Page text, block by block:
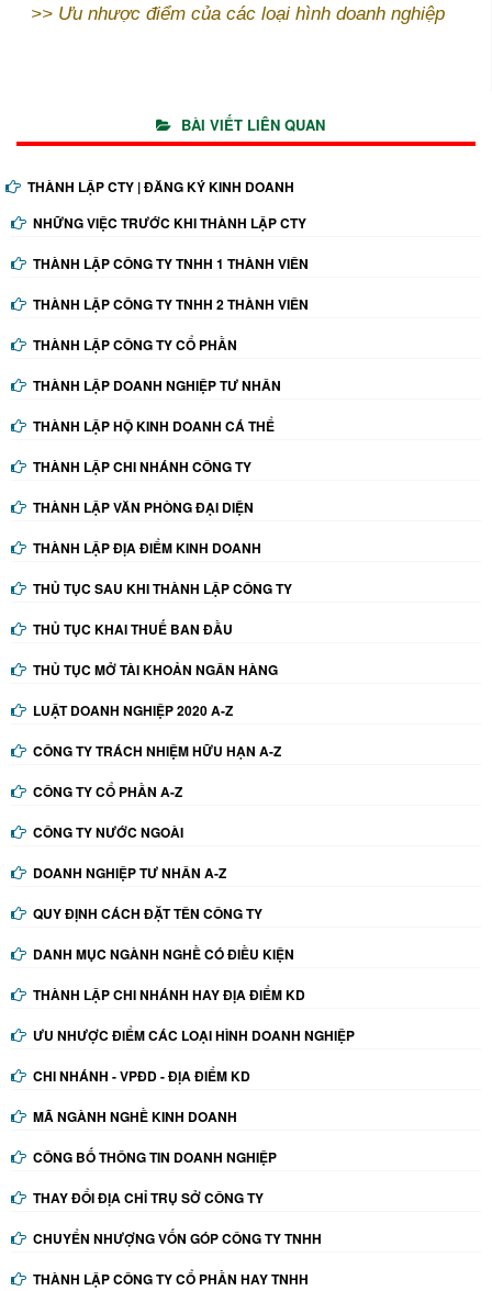
>> Ưu nhược điểm của các loại hình doanh nghiệp
BÀI VIẾT LIÊN QUAN
THÀNH LẬP CTY | ĐĂNG KÝ KINH DOANH
NHỮNG VIỆC TRƯỚC KHI THÀNH LẬP CTY
THÀNH LẬP CÔNG TY TNHH 1 THÀNH VIÊN
THÀNH LẬP CÔNG TY TNHH 2 THÀNH VIÊN
THÀNH LẬP CÔNG TY CỔ PHẦN
THÀNH LẬP DOANH NGHIỆP TƯ NHÂN
THÀNH LẬP HỘ KINH DOANH CÁ THỂ
THÀNH LẬP CHI NHÁNH CÔNG TY
THÀNH LẬP VĂN PHÒNG ĐẠI DIỆN
THÀNH LẬP ĐỊA ĐIỂM KINH DOANH
THỦ TỤC SAU KHI THÀNH LẬP CÔNG TY
THỦ TỤC KHAI THUẾ BAN ĐẦU
THỦ TỤC MỞ TÀI KHOẢN NGÂN HÀNG
LUẬT DOANH NGHIỆP 2020 A-Z
CÔNG TY TRÁCH NHIỆM HỮU HẠN A-Z
CÔNG TY CỔ PHẦN A-Z
CÔNG TY NƯỚC NGOÀI
DOANH NGHIỆP TƯ NHÂN A-Z
QUY ĐỊNH CÁCH ĐẶT TÊN CÔNG TY
DANH MỤC NGÀNH NGHỀ CÓ ĐIỀU KIỆN
THÀNH LẬP CHI NHÁNH HAY ĐỊA ĐIỂM KD
ƯU NHƯỢC ĐIỂM CÁC LOẠI HÌNH DOANH NGHIỆP
CHI NHÁNH - VPĐD - ĐỊA ĐIỂM KD
MÃ NGÀNH NGHỀ KINH DOANH
CÔNG BỐ THÔNG TIN DOANH NGHIỆP
THAY ĐỔI ĐỊA CHỈ TRỤ SỞ CÔNG TY
CHUYỂN NHƯỢNG VỐN GÓP CÔNG TY TNHH
THÀNH LẬP CÔNG TY CỔ PHẦN HAY TNHH